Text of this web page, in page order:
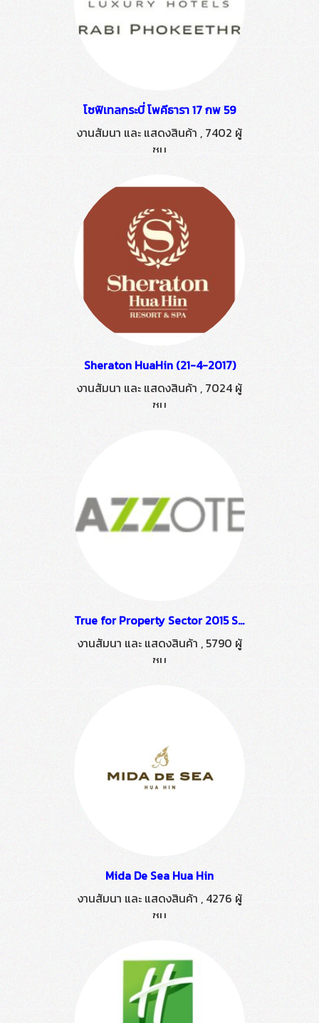
โซฟิเทลกระบี่ โพคีธารา 17 กพ 59
งานสัมนา และ แสดงสินค้า , 7402 ผู้
ชม
Sheraton HuaHin (21-4-2017)
งานสัมนา และ แสดงสินค้า , 7024 ผู้
ชม
True for Property Sector 2015 Sales Conference (26-03-58)
งานสัมนา และ แสดงสินค้า , 5790 ผู้
ชม
Mida De Sea Hua Hin
งานสัมนา และ แสดงสินค้า , 4276 ผู้
ชม